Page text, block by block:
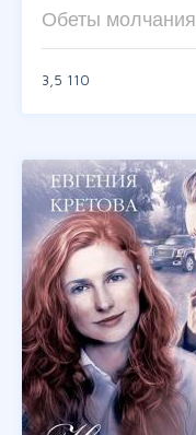
Обеты молчания
3,5 110